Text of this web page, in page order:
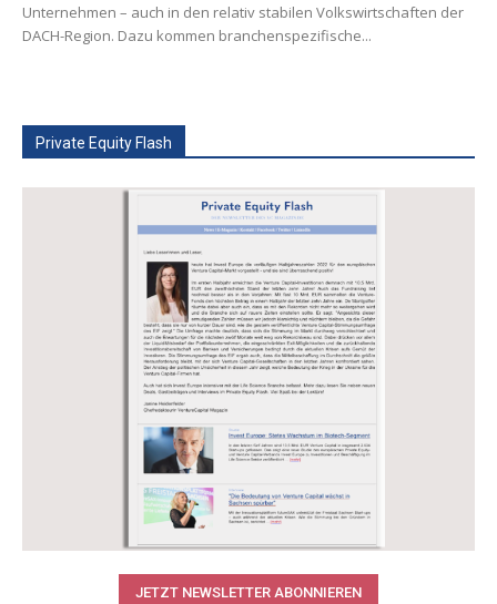
Unternehmen – auch in den relativ stabilen Volkswirtschaften der
DACH-Region. Dazu kommen branchenspezifische...
Private Equity Flash
JETZT NEWSLETTER ABONNIEREN